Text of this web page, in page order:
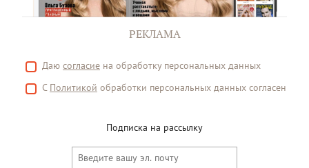
РЕКЛАМА
Даю согласие на обработку персональных данных
С Политикой обработки персональных данных согласен
Подписка на рассылку